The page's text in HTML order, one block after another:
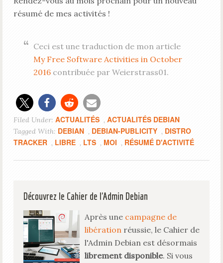
résumé de mes activités !
Ceci est une traduction de mon article
My Free Software Activities in October
2016contribuée par Weierstrass01.
Filed Under: ACTUALITÉS , ACTUALITÉS DEBIAN
Tagged With: DEBIAN , DEBIAN-PUBLICITY , DISTRO
TRACKER , LIBRE , LTS , MOI , RÉSUMÉ D'ACTIVITÉ
Découvrez le Cahier de l'Admin Debian
Après une campagne de
libérationréussie, le Cahier de
l'Admin Debian est désormais
librement disponible. Si vous